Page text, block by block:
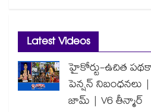
Latest Videos
హైకోర్టు-ఉచిత
పెన్షన్ నిబంధనలు
జామ్ | V6 తీన్మార్